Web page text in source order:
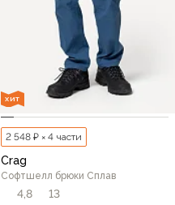
ХИТ
2 548 ₽ × 4 части
Crag
Софтшелл брюки Сплав
4,8 13